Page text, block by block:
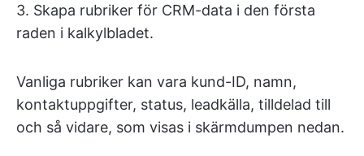
3. Skapa rubriker för CRM-data i den första
raden i kalkylbladet.
Vanliga rubriker kan vara kund-ID, namn,
kontaktuppgifter, status, leadkälla, tilldelad till
och så vidare, som visas i skärmdumpen nedan.